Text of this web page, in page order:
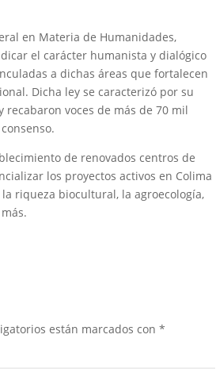
en Materia de Humanidades,
el carácter humanista y dialógico
a dichas áreas que fortalecen
Dicha ley se caracterizó por su
voces de más de 70 mil
de renovados centros de
los proyectos activos en Colima
riqueza biocultural, la agroecología,
están marcados con*